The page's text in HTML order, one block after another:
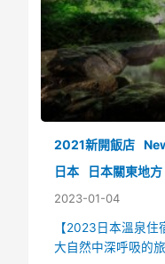
2021新開飯店
日本
日本關東地方
2023-01-04
【2023日本溫泉
大自然中深呼吸的